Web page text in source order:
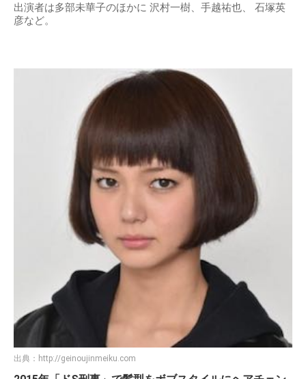
出演者は多部未華子のほかに 沢村一樹、手越祐也、 石塚英
彦など。
出典： http://geinoujinmeiku.com